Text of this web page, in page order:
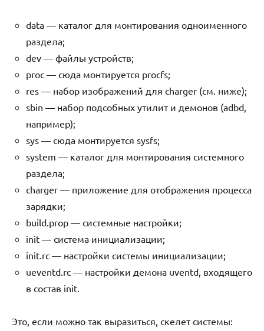
data — каталог для монтирования одноименного
раздела;
dev — файлы устройств;
proc — сюда монтируется procfs;
res — набор изображений для charger (см. ниже);
sbin — набор подсобных утилит и демонов (adbd,
например);
sys — сюда монтируется sysfs;
system — каталог для монтирования системного
раздела;
charger — приложение для отображения процесса
зарядки;
build.prop — системные настройки;
init — система инициализации;
init.rc — настройки системы инициализации;
ueventd.rc — настройки демона uventd, входящего
в состав init.
Это, если можно так выразиться, скелет системы: